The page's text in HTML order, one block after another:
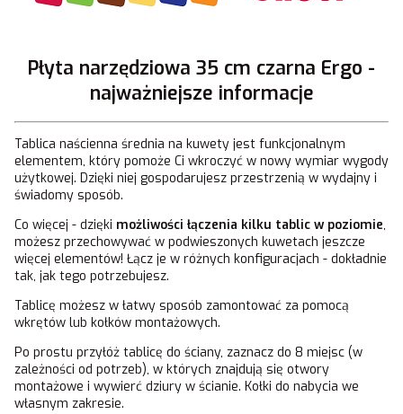
Płyta narzędziowa 35 cm czarna Ergo -
najważniejsze informacje
Tablica naścienna średnia na kuwety jest funkcjonalnym
elementem, który pomoże Ci wkroczyć w nowy wymiar wygody
użytkowej. Dzięki niej gospodarujesz przestrzenią w wydajny i
świadomy sposób.
Co więcej - dzięki możliwości łączenia kilku tablic w poziomie,
możesz przechowywać w podwieszonych kuwetach jeszcze
więcej elementów! Łącz je w różnych konfiguracjach - dokładnie
tak, jak tego potrzebujesz.
Tablicę możesz w łatwy sposób zamontować za pomocą
wkrętów lub kołków montażowych.
Po prostu przyłóż tablicę do ściany, zaznacz do 8 miejsc (w
zależności od potrzeb), w których znajdują się otwory
montażowe i wywierć dziury w ścianie. Kołki do nabycia we
własnym zakresie.